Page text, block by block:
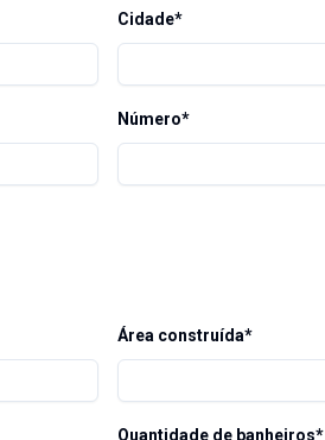
Cidade*
Número*
Área construída*
Quantidade de banheiros*